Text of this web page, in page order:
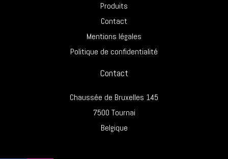
Produits
Contact
Mentions légales
Politique de confidentialité
Contact
Chaussée de Bruxelles 145
7500 Tournai
Belgique